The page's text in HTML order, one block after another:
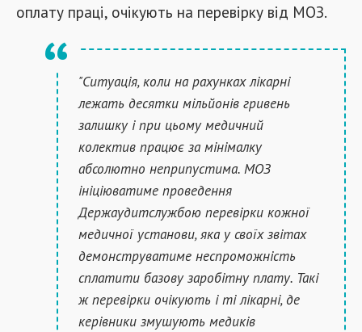
оплату праці, очікують на перевірку від МОЗ.
"Ситуація, коли на рахунках лікарні
лежать десятки мільйонів гривень
залишку і при цьому медичний
колектив працює за мінімалку
абсолютно неприпустима. МОЗ
ініціюватиме проведення
Держаудитслужбою перевірки кожної
медичної установи, яка у своїх звітах
демонструватиме неспроможність
сплатити базову заробітну плату. Такі
ж перевірки очікують і ті лікарні, де
керівники змушують медиків